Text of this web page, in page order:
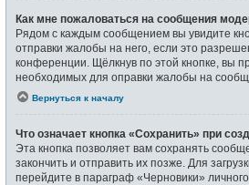
Как мне пожаловаться на сообщения
Рядом с каждым сообщением вы увидите
отправки жалобы на него, если это
конференции. Щёлкнув по этой кнопке, вы
необходимых для оправки жалобы на
Вернуться к началу
Что означает кнопка «Сохранить» при
Эта кнопка позволяет вам сохранять
закончить и отправить их позже. Для
перейдите в параграф «Черновики» личного